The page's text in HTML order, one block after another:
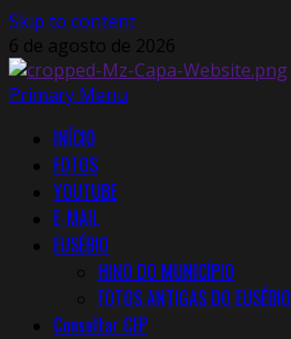
Skip to content
6 de agosto de 2026
Primary Menu
INÍCIO
FOTOS
YOUTUBE
E-MAIL
EUSÉBIO
HINO DO MUNICÍPIO
FOTOS ANTIGAS DO EUSÉBIO
Consultar CEP